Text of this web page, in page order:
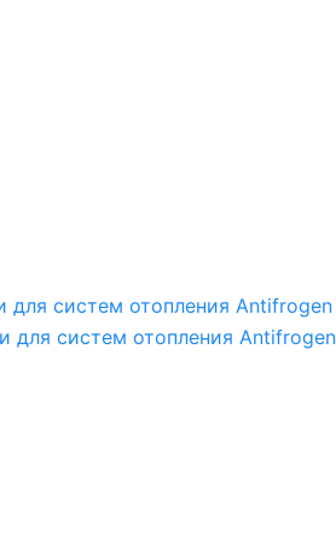
для систем отопления
для систем отопления